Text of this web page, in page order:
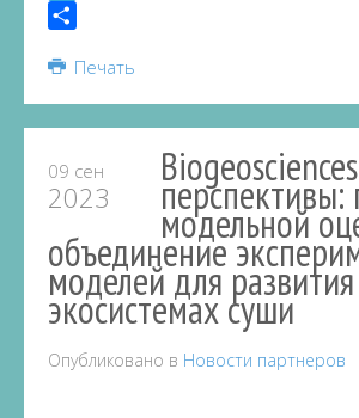
Telegram
Печать
09 сен
2023
модельной
объединение
моделей для
экосистемах суши
Опубликовано в Новости партнеров